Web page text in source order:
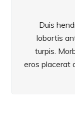
Duis
lobortis
turpis.
eros placerat